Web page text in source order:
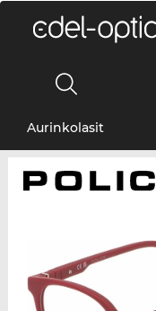
Aurinkolasit